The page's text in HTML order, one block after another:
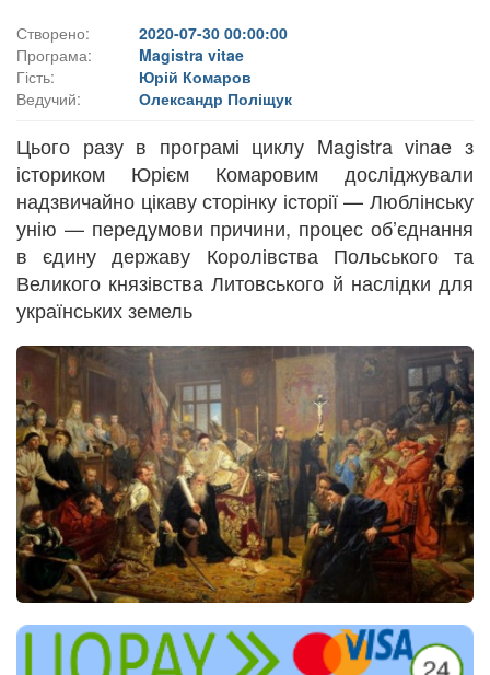
Створено:
2020-07-30 00:00:00
Програма:
Magistra vitae
Гість:
Юрій Комаров
Ведучий:
Олександр Поліщук
Цього разу в програмі циклу Magistra vinae з
істориком Юрієм Комаровим досліджували
надзвичайно цікаву сторінку історії — Люблінську
унію — передумови причини, процес об’єднання
в єдину державу Королівства Польського та
Великого князівства Литовського й наслідки для
українських земель